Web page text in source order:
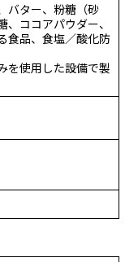
バター、粉糖（砂
ココアパウダー、
食品、食塩／酸化防
を使用した設備で製